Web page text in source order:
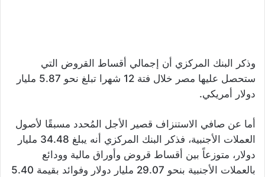
وذكر البنك المركزي أن إجمالي أقساط القروض التي
ستحصل عليها مصر خلال فتة 12 شهرا تبلغ نحو 5.87 مليار
دولار أمريكي.
أما عن صافي الاستنزاف قصير الأجل المُحدد مسبقًا لأصول
العملات الأجنبية، فذكر البنك المركزي أنه يبلغ 34.48 مليار
دولار، متوزعاً بين أقساط قروض وأوراق مالية وودائع
بالعملات الأجنبية بنحو 29.07 مليار دولار وفوائد بقيمة 5.40